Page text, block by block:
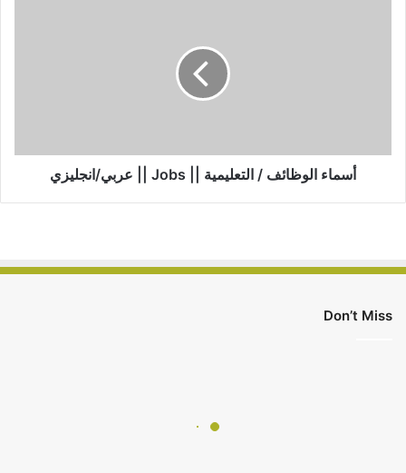
أسماء الوظائف / التعليمية || Jobs || عربي/انجليزي
Don’t Miss